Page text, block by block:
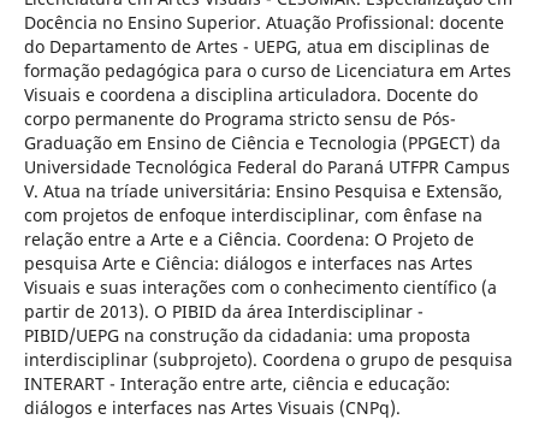
Docência no Ensino Superior. Atuação Profissional: docente
do Departamento de Artes - UEPG, atua em disciplinas de
formação pedagógica para o curso de Licenciatura em Artes
Visuais e coordena a disciplina articuladora. Docente do
corpo permanente do Programa stricto sensu de Pós-
Graduação em Ensino de Ciência e Tecnologia (PPGECT) da
Universidade Tecnológica Federal do Paraná UTFPR Campus
V. Atua na tríade universitária: Ensino Pesquisa e Extensão,
com projetos de enfoque interdisciplinar, com ênfase na
relação entre a Arte e a Ciência. Coordena: O Projeto de
pesquisa Arte e Ciência: diálogos e interfaces nas Artes
Visuais e suas interações com o conhecimento científico (a
partir de 2013). O PIBID da área Interdisciplinar -
PIBID/UEPG na construção da cidadania: uma proposta
interdisciplinar (subprojeto). Coordena o grupo de pesquisa
INTERART - Interação entre arte, ciência e educação:
diálogos e interfaces nas Artes Visuais (CNPq).